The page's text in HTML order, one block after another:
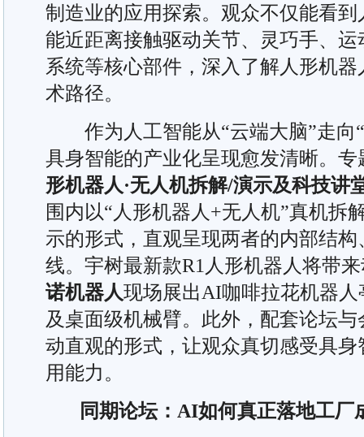
制造业的应用探索。观众不仅能看
能近距离接触驱动关节、灵巧手、
系统等核心部件，深入了解人形机
术路径。
作为人工智能从“云端大脑”走向“
具身智能的产业化呈现愈发清晰。
形机器人·无人机拆解/演示及科技讲
围内以“人形机器人+无人机”真机拆
示的形式，直观呈现两者的内部结
线。宇树最新款R1人形机器人将带
诺机器人现场展出AI咖啡拉花机器
及桌面级机械臂。此外，配套论坛
动直观的形式，让观众真切感受具
用能力。
同期论坛：AI如何真正落地工厂